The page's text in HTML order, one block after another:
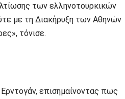
των ελληνοτουρκικών
με τη Διακήρυξη των Αθηνών
τόνισε.
επισημαίνοντας πως